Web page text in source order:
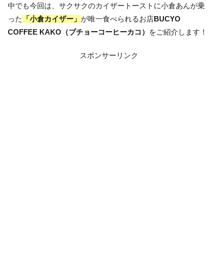
中でも今回は、サクサクのカイザートーストに小倉あんが乗
った
「小倉カイザー」 が唯一食べられるお店BUCYO
COFFEE KAKO（ブチョーコーヒーカコ）
をご紹介します！
スポンサーリンク